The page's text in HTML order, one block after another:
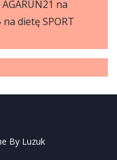
na
dietę SPORT
By Luzuk